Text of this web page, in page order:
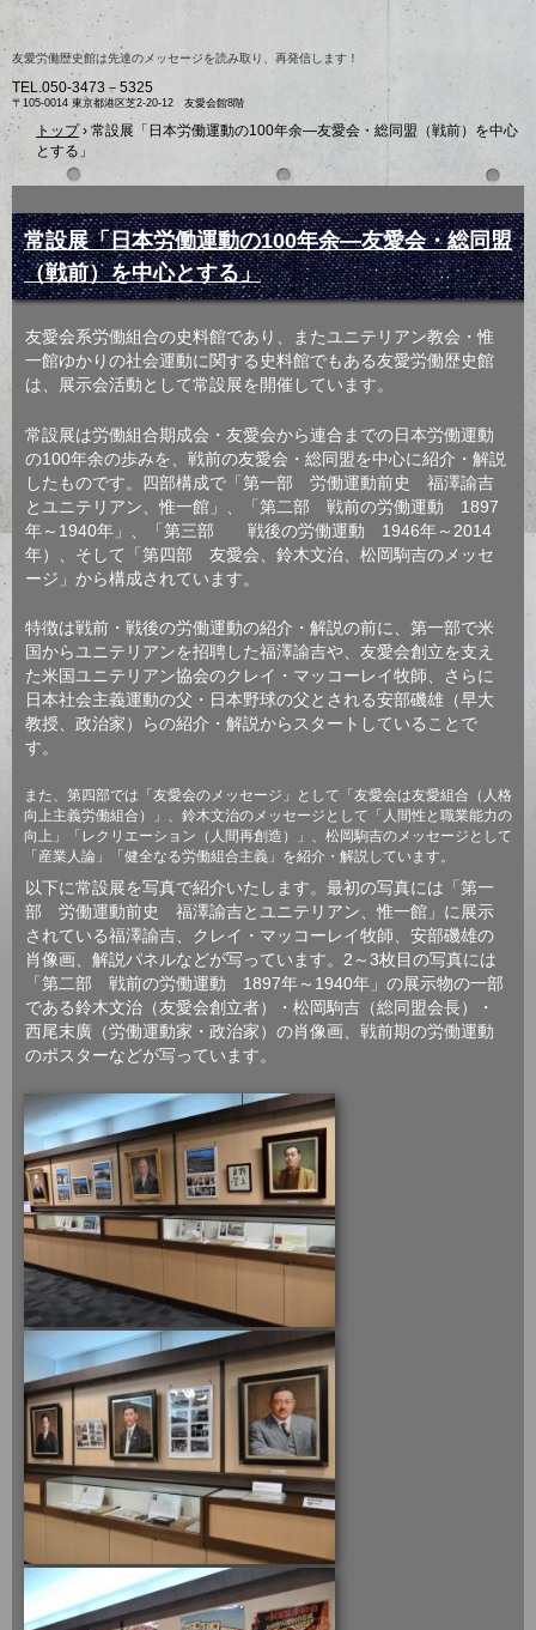
友愛労働歴史館は先達のメッセージを読み取り、再発信します！
TEL.050-3473－5325
〒105-0014 東京都港区芝2-20-12 友愛会館8階
トップ› 常設展「日本労働運動の100年余―友愛会・総同盟（戦前）を中心
とする」
常設展「日本労働運動の100年余―友愛会・総同盟
（戦前）を中心とする」
友愛会系労働組合の史料館であり、またユニテリアン教会・惟
一館ゆかりの社会運動に関する史料館でもある友愛労働歴史館
は、展示会活動として常設展を開催しています。
常設展は労働組合期成会・友愛会から連合までの日本労働運動
の100年余の歩みを、戦前の友愛会・総同盟を中心に紹介・解説
したものです。四部構成で「第一部 労働運動前史 福澤諭吉
とユニテリアン、惟一館」、「第二部 戦前の労働運動 1897
年～1940年」、「第三部 戦後の労働運動 1946年～2014
年）、そして「第四部 友愛会、鈴木文治、松岡駒吉のメッセ
ージ」から構成されています。
特徴は戦前・戦後の労働運動の紹介・解説の前に、第一部で米
国からユニテリアンを招聘した福澤諭吉や、友愛会創立を支え
た米国ユニテリアン協会のクレイ・マッコーレイ牧師、さらに
日本社会主義運動の父・日本野球の父とされる安部磯雄（早大
教授、政治家）らの紹介・解説からスタートしていることで
す。
また、第四部では「友愛会のメッセージ」として「友愛会は友愛組合（人格
向上主義労働組合）」、鈴木文治のメッセージとして「人間性と職業能力の
向上」「レクリエーション（人間再創造）」、松岡駒吉のメッセージとして
「産業人論」「健全なる労働組合主義」を紹介・解説しています。
以下に常設展を写真で紹介いたします。最初の写真には「第一
部 労働運動前史 福澤諭吉とユニテリアン、惟一館」に展示
されている福澤諭吉、クレイ・マッコーレイ牧師、安部磯雄の
肖像画、解説パネルなどが写っています。2～3枚目の写真には
「第二部 戦前の労働運動 1897年～1940年」の展示物の一部
である鈴木文治（友愛会創立者）・松岡駒吉（総同盟会長）・
西尾末廣（労働運動家・政治家）の肖像画、戦前期の労働運動
のポスターなどが写っています。